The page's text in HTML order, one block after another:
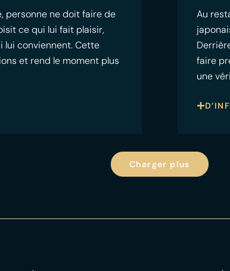
personne ne doit faire de
ce qui lui fait plaisir,
lui conviennent. Cette
et rend le moment plus
Au
faire
une
Charger plus